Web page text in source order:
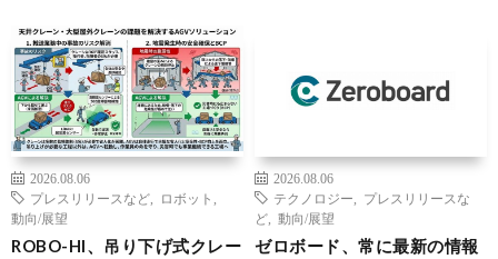
2026.08.06
プレスリリースなど
ロボット
動向/展望
ROBO-HI、吊り下げ式クレー
2026.08.06
テクノロジー
プレスリリースな
ど
動向/展望
ゼロボード、常に最新の情報